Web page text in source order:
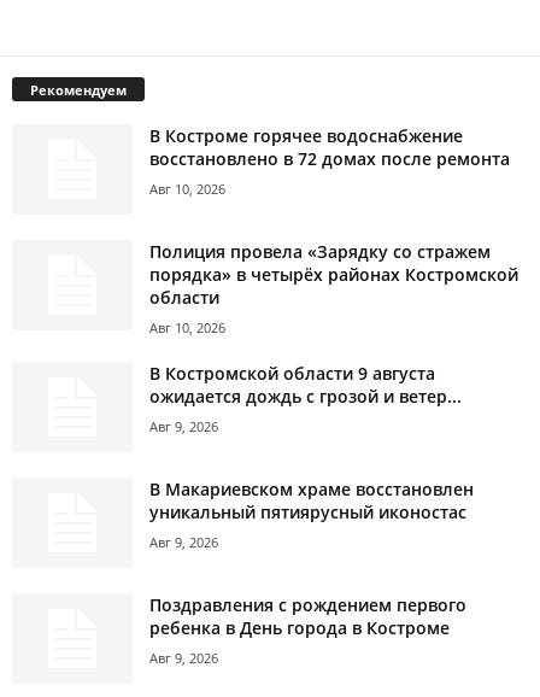
Рекомендуем
В Костроме горячее водоснабжение
восстановлено в 72 домах после ремонта
Авг 10, 2026
Полиция провела «Зарядку со стражем
порядка» в четырёх районах Костромской
области
Авг 10, 2026
В Костромской области 9 августа
ожидается дождь с грозой и ветер...
Авг 9, 2026
В Макариевском храме восстановлен
уникальный пятиярусный иконостас
Авг 9, 2026
Поздравления с рождением первого
ребенка в День города в Костроме
Авг 9, 2026